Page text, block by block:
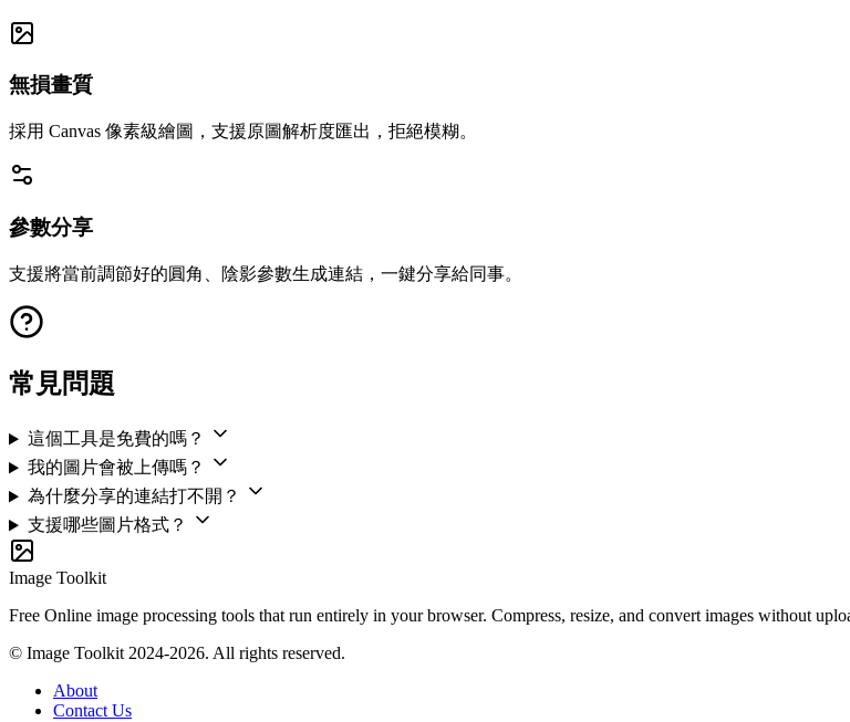
無損畫質
採用 Canvas 像素級繪圖，支援原圖解析度匯出，拒絕模糊。
參數分享
支援將當前調節好的圓角、陰影參數生成連結，一鍵分享給同事。
常見問題
這個工具是免費的嗎？
我的圖片會被上傳嗎？
為什麼分享的連結打不開？
支援哪些圖片格式？
Image Toolkit
Free Online image processing tools that run entirely in your browser. Compress, resize, and convert images without
© Image Toolkit 2024-2026. All rights reserved.
About
Contact Us